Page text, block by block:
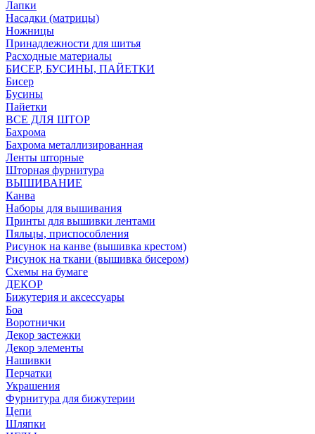
Лапки
Насадки (матрицы)
Ножницы
Принадлежности для шитья
Расходные материалы
БИСЕР, БУСИНЫ, ПАЙЕТКИ
Бисер
Бусины
Пайетки
ВСЕ ДЛЯ ШТОР
Бахрома
Бахрома металлизированная
Ленты шторные
Шторная фурнитура
ВЫШИВАНИЕ
Канва
Наборы для вышивания
Принты для вышивки лентами
Пяльцы, приспособления
Рисунок на канве (вышивка крестом)
Рисунок на ткани (вышивка бисером)
Схемы на бумаге
ДЕКОР
Бижутерия и аксессуары
Боа
Воротнички
Декор застежки
Декор элементы
Нашивки
Перчатки
Украшения
Фурнитура для бижутерии
Цепи
Шляпки